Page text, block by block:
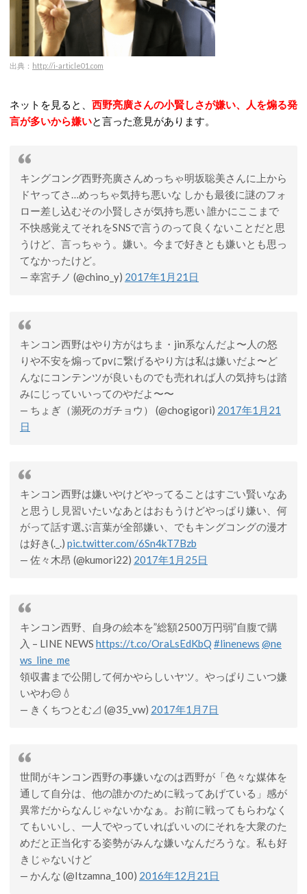
出典： http://i-article01.com
ネットを見ると、 西野亮廣さんの小賢しさが嫌い、人を煽る発
言が多いから嫌いと言った意見があります。
キングコング西野亮廣さんめっちゃ明坂聡美さんに上から
ドヤってさ…めっちゃ気持ち悪いな しかも最後に謎のフォ
ロー差し込むその小賢しさが気持ち悪い 誰かにここまで
不快感覚えてそれをSNSで言うのって良くないことだと思
うけど、言っちゃう。嫌い。今まで好きとも嫌いとも思っ
てなかったけど。
— 幸宮チノ (@chino_y) 2017年1月21日
キンコン西野はやり方がはちま・jin系なんだよ〜人の怒
りや不安を煽ってpvに繋げるやり方は私は嫌いだよ〜ど
んなにコンテンツが良いものでも売れれば人の気持ちは踏
みにじっていいってのやだよ〜〜
— ちょぎ（瀕死のガチョウ） (@chogigori) 2017年1月21
日
キンコン西野は嫌いやけどやってることはすごい賢いなあ
と思うし見習いたいなあとはおもうけどやっぱり嫌い、何
がって話す選ぶ言葉が全部嫌い、でもキングコングの漫才
は好き(._.) pic.twitter.com/6Sn4kT7Bzb
— 佐々木昂 (@kumori22) 2017年1月25日
キンコン西野、自身の絵本を”総額2500万円弱”自腹で購
入 – LINE NEWS https://t.co/OraLsEdKbQ #linenews @ne
ws_line_me
領収書まで公開して何かやらしいヤツ。やっぱりこいつ嫌
いやわ😔💧
— きくちつとむ⊿ (@35_vw) 2017年1月7日
世間がキンコン西野の事嫌いなのは西野が「色々な媒体を
通して自分は、他の誰かのために戦ってあげている」感が
異常だからなんじゃないかなぁ。お前に戦ってもらわなく
てもいいし、一人でやっていればいいのにそれを大衆のた
めだと正当化する姿勢がみんな嫌いなんだろうな。私も好
きじゃないけど
— かんな (@Itzamna_100) 2016年12月21日